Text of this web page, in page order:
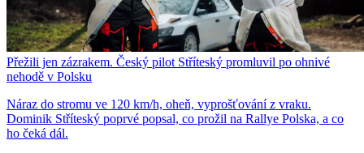
Přežili jen zázrakem. Český pilot Stříteský promluvil po ohnivé
nehodě v Polsku
Náraz do stromu ve 120 km/h, oheň, vyprošťování z vraku.
Dominik Stříteský poprvé popsal, co prožil na Rallye Polska, a co
ho čeká dál.